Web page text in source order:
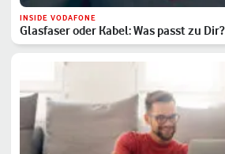
INSIDE VODAFONE
Glasfaser oder Kabel: Was passt zu Dir?